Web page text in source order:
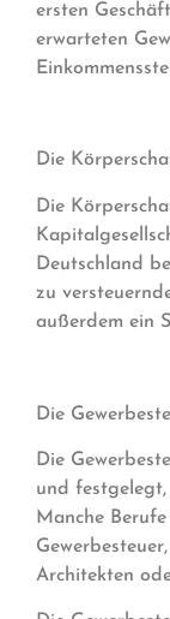
ersten
erwarteten
Die
Die
Deutschland
zu
außerdem ein
Die
Die
und
Manche
Architekten